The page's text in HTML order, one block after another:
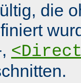
die